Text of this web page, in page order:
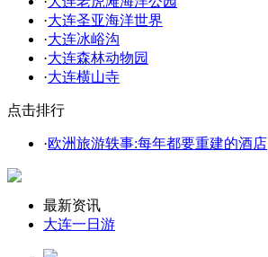
·大连圣亚海洋世界
·大连冰峪沟
·大连森林动物园
·大连横山寺
点击排行
·欧洲旅游轶事:每年都要重建的酒店
最新资讯
大连一日游